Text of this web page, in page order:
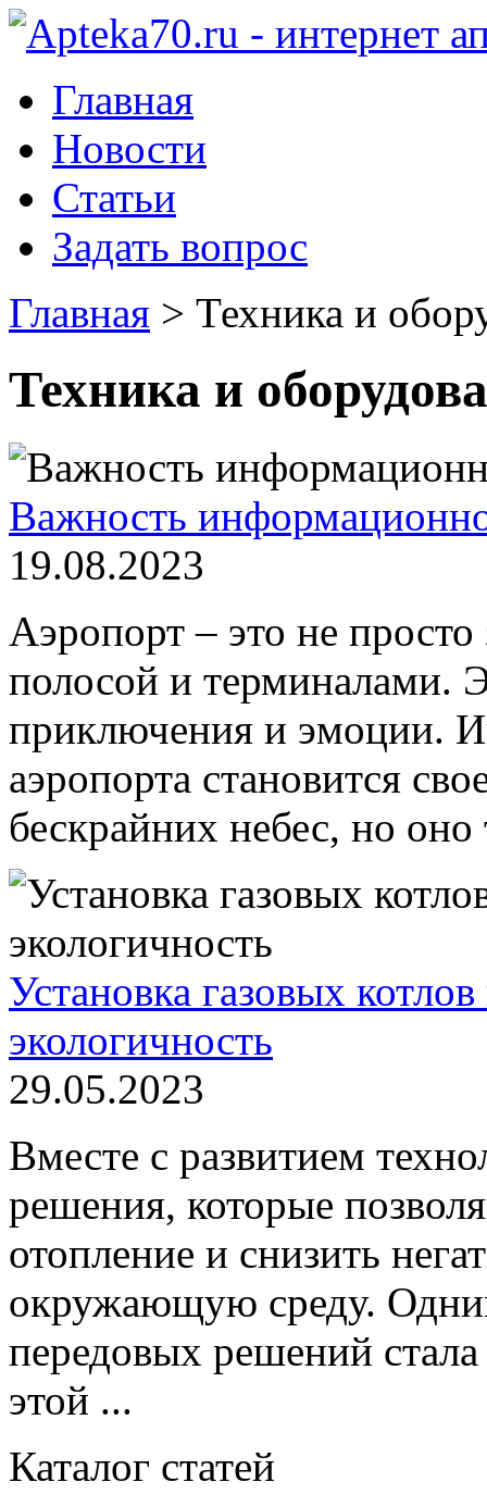
Главная
Новости
Статьи
Задать вопрос
Главная > Техника и
Техника и
Важность
19.08.2023
Аэропорт – это не
полосой и терминалами.
приключения и эмоции.
аэропорта становится
бескрайних небес, но оно
Установка газовых
экологичность
29.05.2023
Вместе с развитием
решения, которые
отопление и снизить
окружающую среду.
передовых решений
этой ...
Каталог статей